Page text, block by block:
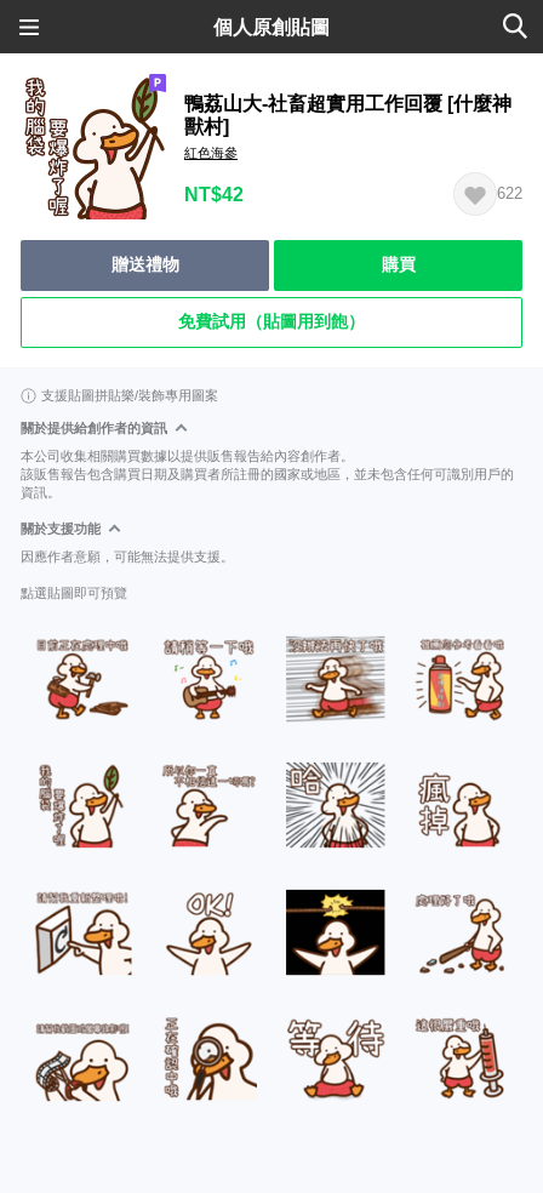
個人原創貼圖
鴨荔山大-社畜超實用工作回覆 [什麼神
獸村]
紅色海參
NT$42 622
贈送禮物 購買
免費試用（貼圖用到飽）
支援貼圖拼貼樂/裝飾專用圖案
關於提供給創作者的資訊
本公司收集相關購買數據以提供販售報告給內容創作者。
該販售報告包含購買日期及購買者所註冊的國家或地區，並未包含任何可識別用戶的
資訊。
關於支援功能
因應作者意願，可能無法提供支援。
點選貼圖即可預覽